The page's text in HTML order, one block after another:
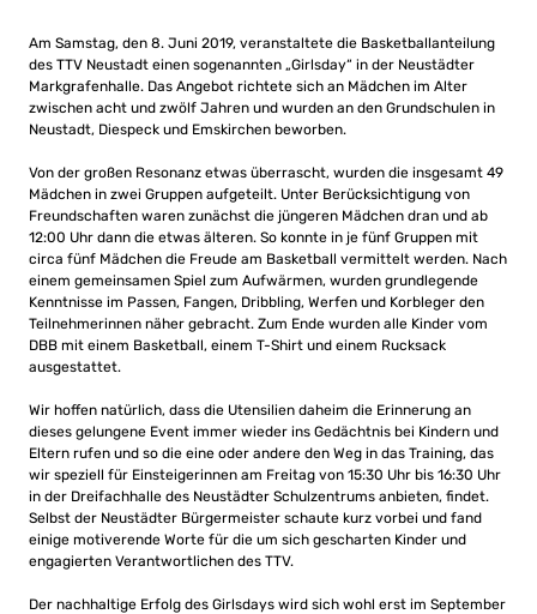
Am Samstag, den 8. Juni 2019, veranstaltete die Basketballanteilung
des TTV Neustadt einen sogenannten „Girlsday“ in der Neustädter
Markgrafenhalle. Das Angebot richtete sich an Mädchen im Alter
zwischen acht und zwölf Jahren und wurden an den Grundschulen in
Neustadt, Diespeck und Emskirchen beworben.
Von der großen Resonanz etwas überrascht, wurden die insgesamt 49
Mädchen in zwei Gruppen aufgeteilt. Unter Berücksichtigung von
Freundschaften waren zunächst die jüngeren Mädchen dran und ab
12:00 Uhr dann die etwas älteren. So konnte in je fünf Gruppen mit
circa fünf Mädchen die Freude am Basketball vermittelt werden. Nach
einem gemeinsamen Spiel zum Aufwärmen, wurden grundlegende
Kenntnisse im Passen, Fangen, Dribbling, Werfen und Korbleger den
Teilnehmerinnen näher gebracht. Zum Ende wurden alle Kinder vom
DBB mit einem Basketball, einem T-Shirt und einem Rucksack
ausgestattet.
Wir hoffen natürlich, dass die Utensilien daheim die Erinnerung an
dieses gelungene Event immer wieder ins Gedächtnis bei Kindern und
Eltern rufen und so die eine oder andere den Weg in das Training, das
wir speziell für Einsteigerinnen am Freitag von 15:30 Uhr bis 16:30 Uhr
in der Dreifachhalle des Neustädter Schulzentrums anbieten, findet.
Selbst der Neustädter Bürgermeister schaute kurz vorbei und fand
einige motiverende Worte für die um sich gescharten Kinder und
engagierten Verantwortlichen des TTV.
Der nachhaltige Erfolg des Girlsdays wird sich wohl erst im September